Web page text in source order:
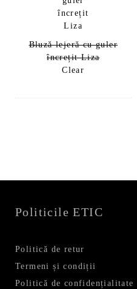
Bluză lejeră cu guler
încrețit Liza
Clear
Politicile ETIC
Politică de retur
Termeni și condiții
Politică de confidențialitate